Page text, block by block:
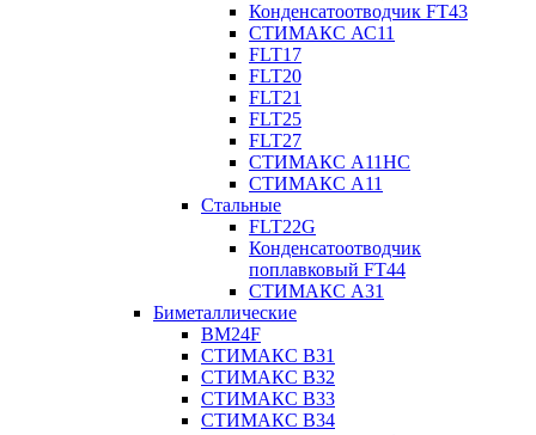
Конденсатоотводчик FT43
СТИМАКС АС11
FLT17
FLT20
FLT21
FLT25
FLT27
СТИМАКС А11HC
СТИМАКС А11
Стальные
FLT22G
Конденсатоотводчик
поплавковый FT44
СТИМАКС А31
Биметаллические
BM24F
СТИМАКС B31
СТИМАКС В32
СТИМАКС В33
СТИМАКС B34